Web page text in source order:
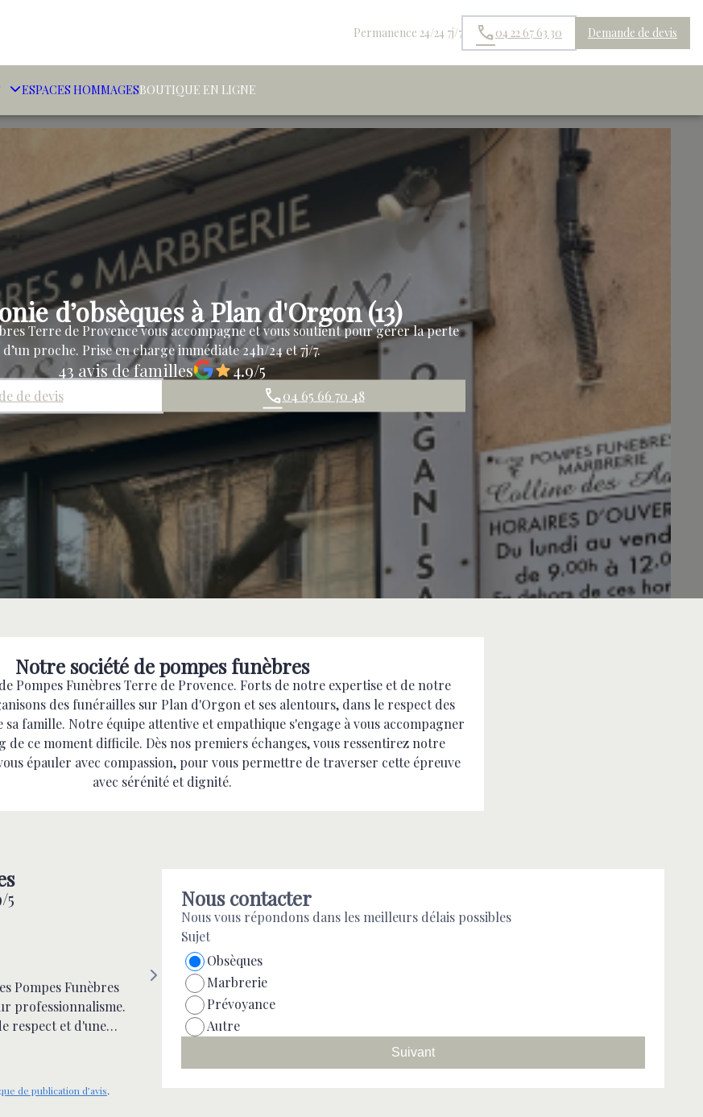
Permanence 24/24 7j/7 04 22 67 63 30 Demande de devis
ESPACES HOMMAGESBOUTIQUE EN LIGNE
d’obsèques à Plan d'Orgon (13)
Terre de Provence vous accompagne et vous soutient pour gérer la perte
d’un proche. Prise en charge immédiate 24h/24 et 7j/7.
43 avis de familles 4.9/5
de devis 04 65 66 70 48
Notre société de pompes funèbres
Pompes Funèbres Terre de Provence. Forts de notre expertise et de notre
des funérailles sur Plan d'Orgon et ses alentours, dans le respect des
famille. Notre équipe attentive et empathique s'engage à vous accompagner
de ce moment difficile. Dès nos premiers échanges, vous ressentirez notre
épauler avec compassion, pour vous permettre de traverser cette épreuve
avec sérénité et dignité.
5
Pompes Funèbres
professionnalisme.
respect et d'une
Merci
Isabelle
Suite à l'achat d'une plaque funeraire, nous avons été très satisfaits de
l’accueil, des conseils et du travail effectué. Je recommande vivement Terre
de Provence et Chambre Funeraire. Merci encore à Perine pour sa
de publication d’avis.
Nous contacter
Nous vous répondons dans les meilleurs délais possibles
Sujet
Obsèques
Marbrerie
Prévoyance
Autre
Suivant